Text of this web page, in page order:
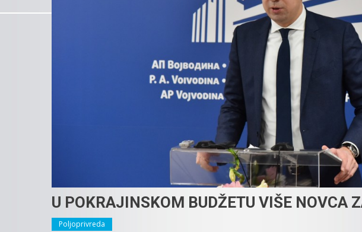
U POKRAJINSKOM BUDŽETU VIŠE NOVCA
Poljoprivreda